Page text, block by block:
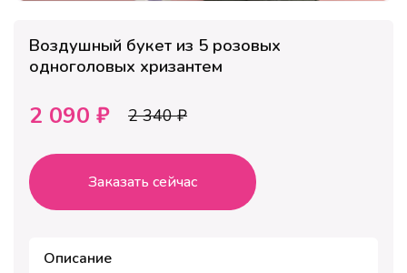
Воздушный букет из 5 розовых
одноголовых хризантем
2 090 ₽ 2 340 ₽
Заказать сейчас
Описание